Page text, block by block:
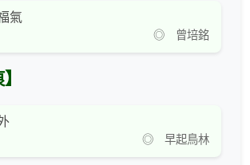
氣
◎ 曾培銘
◎ 早起鳥林